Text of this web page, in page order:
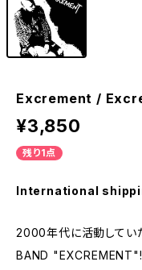
Excrement /
¥3,850
残り1点
International
2000年代に活動してい
BAND